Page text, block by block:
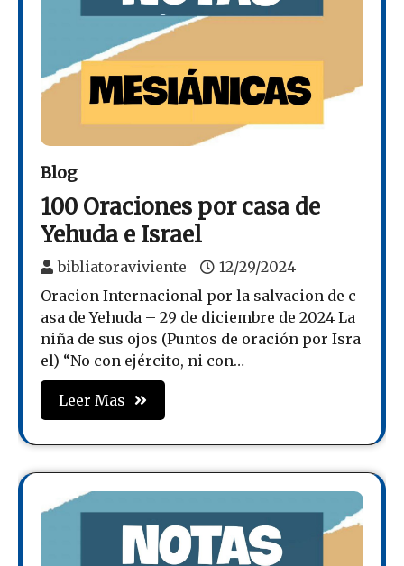
Blog
100 Oraciones por casa de
Yehuda e Israel
bibliatoraviviente
12/29/2024
Oracion Internacional por la salvacion de c
asa de Yehuda – 29 de diciembre de 2024 La
niña de sus ojos (Puntos de oración por Isra
el) “No con ejército, ni con…
Leer Mas